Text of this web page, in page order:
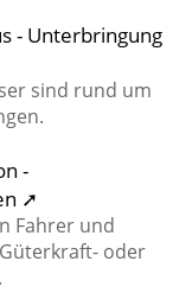
- Unterbringung
sind rund um
-
➚
Fahrer und
oder